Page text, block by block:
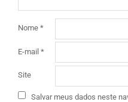
Nome *
E-mail *
Site
Salvar meus dados neste